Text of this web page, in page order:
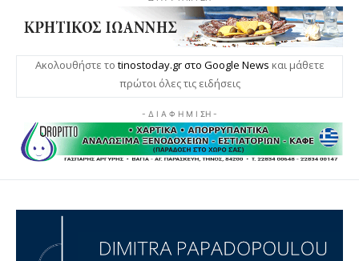
Ακολουθήστε το tinostoday.gr στο Google News και μάθετε
πρώτοι όλες τις ειδήσεις
- Δ Ι Α Φ Η Μ Ι ΣΗ -